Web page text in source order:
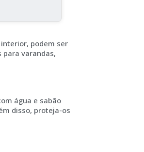
podem ser
para varandas,
água e sabão
disso, proteja-os